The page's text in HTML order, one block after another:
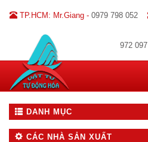
TP.HCM: Mr.Giang - 0979 798 052
972 097
DANH MỤC
CÁC NHÀ SẢN XUẤT